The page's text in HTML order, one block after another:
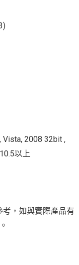
Vista, 2008 32bit ,
以上
，如與實際產品有